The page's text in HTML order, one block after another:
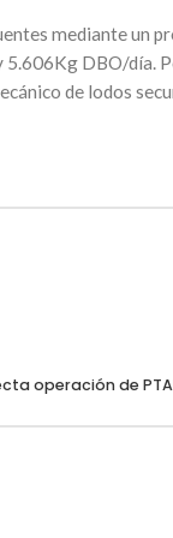
mediante un
5.606Kg DBO/día.
de lodos
operación de